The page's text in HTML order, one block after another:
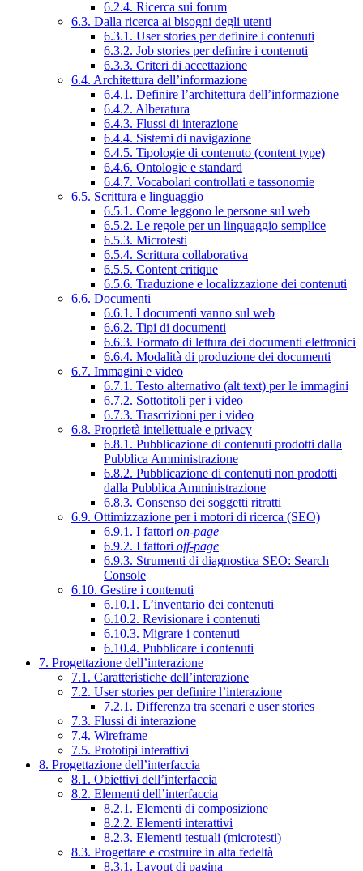
6.2.4. Ricerca sui forum
6.3. Dalla ricerca ai bisogni degli utenti
6.3.1. User stories per definire i contenuti
6.3.2. Job stories per definire i contenuti
6.3.3. Criteri di accettazione
6.4. Architettura dell’informazione
6.4.1. Definire l’architettura dell’informazione
6.4.2. Alberatura
6.4.3. Flussi di interazione
6.4.4. Sistemi di navigazione
6.4.5. Tipologie di contenuto (content type)
6.4.6. Ontologie e standard
6.4.7. Vocabolari controllati e tassonomie
6.5. Scrittura e linguaggio
6.5.1. Come leggono le persone sul web
6.5.2. Le regole per un linguaggio semplice
6.5.3. Microtesti
6.5.4. Scrittura collaborativa
6.5.5. Content critique
6.5.6. Traduzione e localizzazione dei contenuti
6.6. Documenti
6.6.1. I documenti vanno sul web
6.6.2. Tipi di documenti
6.6.3. Formato di lettura dei documenti elettronici
6.6.4. Modalità di produzione dei documenti
6.7. Immagini e video
6.7.1. Testo alternativo (alt text) per le immagini
6.7.2. Sottotitoli per i video
6.7.3. Trascrizioni per i video
6.8. Proprietà intellettuale e privacy
6.8.1. Pubblicazione di contenuti prodotti dalla
Pubblica Amministrazione
6.8.2. Pubblicazione di contenuti non prodotti
dalla Pubblica Amministrazione
6.8.3. Consenso dei soggetti ritratti
6.9. Ottimizzazione per i motori di ricerca (SEO)
6.9.1. I fattori on-page
6.9.2. I fattori off-page
6.9.3. Strumenti di diagnostica SEO: Search
Console
6.10. Gestire i contenuti
6.10.1. L’inventario dei contenuti
6.10.2. Revisionare i contenuti
6.10.3. Migrare i contenuti
6.10.4. Pubblicare i contenuti
7. Progettazione dell’interazione
7.1. Caratteristiche dell’interazione
7.2. User stories per definire l’interazione
7.2.1. Differenza tra scenari e user stories
7.3. Flussi di interazione
7.4. Wireframe
7.5. Prototipi interattivi
8. Progettazione dell’interfaccia
8.1. Obiettivi dell’interfaccia
8.2. Elementi dell’interfaccia
8.2.1. Elementi di composizione
8.2.2. Elementi interattivi
8.2.3. Elementi testuali (microtesti)
8.3. Progettare e costruire in alta fedeltà
8.3.1. Layout di pagina